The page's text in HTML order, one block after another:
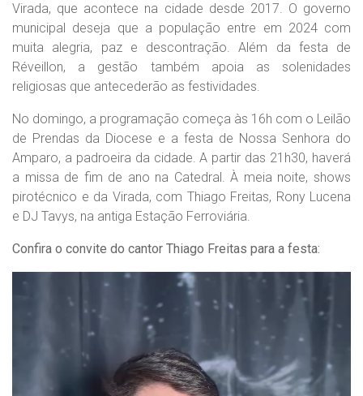
Virada, que acontece na cidade desde 2017. O governo
municipal deseja que a população entre em 2024 com
muita alegria, paz e descontração. Além da festa de
Réveillon, a gestão também apoia as solenidades
religiosas que antecederão as festividades.
No domingo, a programação começa às 16h com o Leilão
de Prendas da Diocese e a festa de Nossa Senhora do
Amparo, a padroeira da cidade. A partir das 21h30, haverá
a missa de fim de ano na Catedral. À meia noite, shows
pirotécnico e da Virada, com Thiago Freitas, Rony Lucena
e DJ Tavys, na antiga Estação Ferroviária.
Confira o convite do cantor Thiago Freitas para a festa:
Tocador